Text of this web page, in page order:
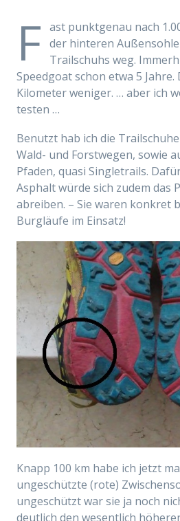
F ast punktgenau nach
der hinteren
Trailschuhs weg.
Speedgoat schon etwa 5 Jahre.
Kilometer weniger. … aber ich
testen …
Benutzt hab ich die
Wald- und Forstwegen, sowie
Pfaden, quasi Singletrails.
Asphalt würde sich zudem das
abreiben. – Sie waren konkret
Burgläufe im Einsatz!
Knapp 100 km habe ich jetzt
ungeschützte (rote)
ungeschützt war sie ja noch
deutlich den wesentlich